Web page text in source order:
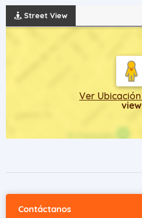
Street View
Ver Ubicación
view
Contáctanos